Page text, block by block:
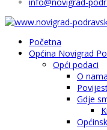
Početna
Općina Novigrad
Opći podaci
O nama
Gdje